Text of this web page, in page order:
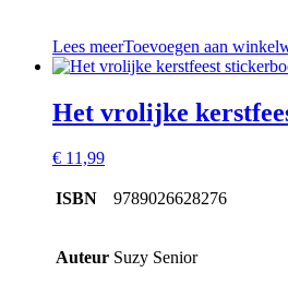
Lees meerToevoegen aan
Het vrolijke
€ 11,99
ISBN 9789026628276
Auteur Suzy Senior